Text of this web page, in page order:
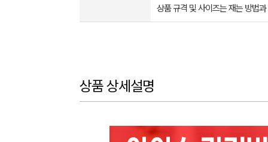
상품 규격 및 사이즈는 재는 방법
상품 상세설명